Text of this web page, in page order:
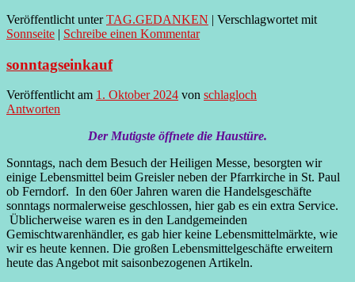
Veröffentlicht unter TAG.GEDANKEN | Verschlagwortet mit
Sonnseite | Schreibe einen Kommentar
sonntagseinkauf
Veröffentlicht am 1. Oktober 2024 von schlagloch
Antworten
Der Mutigste öffnete die Haustüre.
Sonntags, nach dem Besuch der Heiligen Messe, besorgten wir
einige Lebensmittel beim Greisler neben der Pfarrkirche in St. Paul
ob Ferndorf. In den 60er Jahren waren die Handelsgeschäfte
sonntags normalerweise geschlossen, hier gab es ein extra Service.
Üblicherweise waren es in den Landgemeinden
Gemischtwarenhändler, es gab hier keine Lebensmittelmärkte, wie
wir es heute kennen. Die großen Lebensmittelgeschäfte erweitern
heute das Angebot mit saisonbezogenen Artikeln.